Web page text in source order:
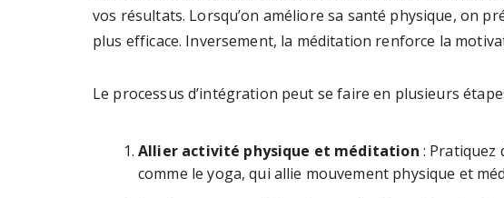
vos résultats. Lorsqu’on améliore sa santé physique, on
plus efficace. Inversement, la méditation renforce la
Le processus d’intégration peut se faire en plusieurs
Allier activité physique et méditation : Pratiquez
comme le yoga, qui allie mouvement physique et